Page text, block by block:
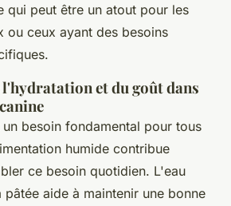
qui peut être un atout pour les
ou ceux ayant des besoins
et du goût dans
besoin fondamental pour tous
humide contribue
ce besoin quotidien. L'eau
pâtée aide à maintenir une bonne